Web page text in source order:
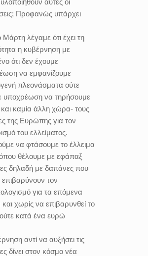
αυτές οι
Προφανώς υπάρχει
λέγαμε ότι έχει τη
η κυβέρνηση με
ότι δεν έχουμε
να εμφανίζουμε
πλεονάσματα ούτε
υποχρέωση να τηρήσουμε
καμία άλλη χώρα- τους
της Ευρώπης για τον
του ελλείματος.
να φτάσουμε το έλλειμα
θέλουμε με εφάπαξ
δηλαδή με δαπάνες που
τον
για τα επόμενα
και χωρίς να επιβαρυνθεί το
κατά ένα ευρώ
αντί να αυξήσει τις
δίνει στον κόσμο νέα